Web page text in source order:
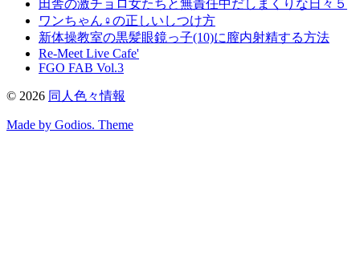
田舎の激チョロ女たちと無責任中だしまくりな日々５
ワンちゃん♀の正しいしつけ方
新体操教室の黒髪眼鏡っ子(10)に膣内射精する方法
Re-Meet Live Cafe'
FGO FAB Vol.3
© 2026 同人色々情報
Made by Godios. Theme